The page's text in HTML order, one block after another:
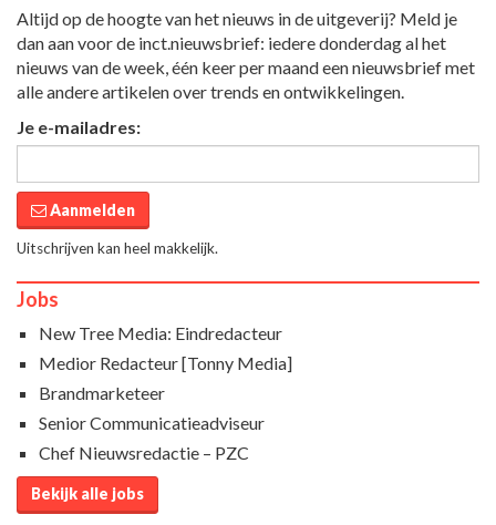
Altijd op de hoogte van het nieuws in de uitgeverij? Meld je
dan aan voor de inct.nieuwsbrief: iedere donderdag al het
nieuws van de week, één keer per maand een nieuwsbrief met
alle andere artikelen over trends en ontwikkelingen.
Je e-mailadres:
Aanmelden
Uitschrijven kan heel makkelijk.
Jobs
New Tree Media: Eindredacteur
Medior Redacteur [Tonny Media]
Brandmarketeer
Senior Communicatieadviseur
Chef Nieuwsredactie – PZC
Bekijk alle jobs